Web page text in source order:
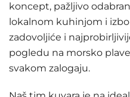
koncept, pažljivo
lokalnom kuhinjom i
zadovoljiće i
pogledu na morsko
svakom zalogaju.